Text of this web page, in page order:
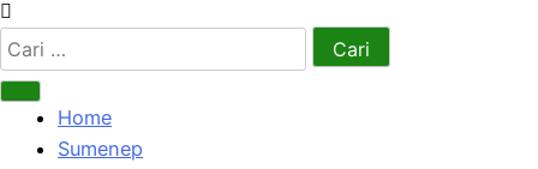
Cari
untuk:
Home
Sumenep